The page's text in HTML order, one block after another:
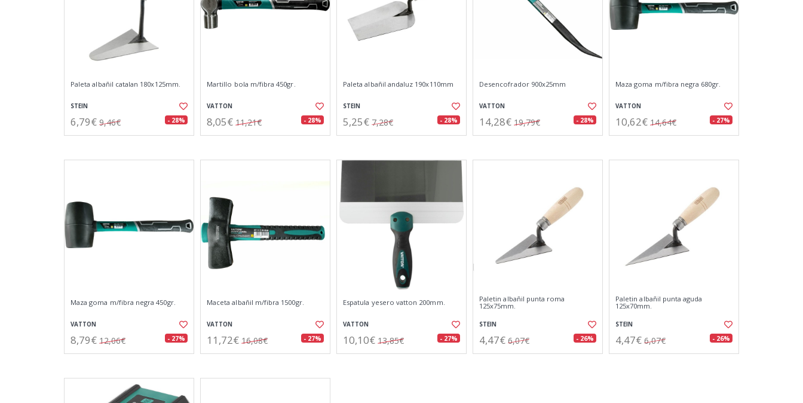
Paleta albañil catalan 180x125mm.
STEIN
6,79€ 9,46€ - 28%
Martillo bola m/fibra 450gr.
VATTON
8,05€ 11,21€ - 28%
Paleta albañil andaluz 190x110mm
STEIN
5,25€ 7,28€ - 28%
Desencofrador 900x25mm
VATTON
14,28€ 19,79€ - 28%
Maza goma m/fibra negra 680gr.
VATTON
10,62€ 14,64€ - 27%
Maza goma m/fibra negra 450gr.
VATTON
8,79€ 12,06€ - 27%
Maceta albañil m/fibra 1500gr.
VATTON
11,72€ 16,08€ - 27%
Espatula yesero vatton 200mm.
VATTON
10,10€ 13,85€ - 27%
Paletin albañil punta roma
125x75mm.
STEIN
4,47€ 6,07€ - 26%
Paletin albañil punta aguda
125x70mm.
STEIN
4,47€ 6,07€ - 26%